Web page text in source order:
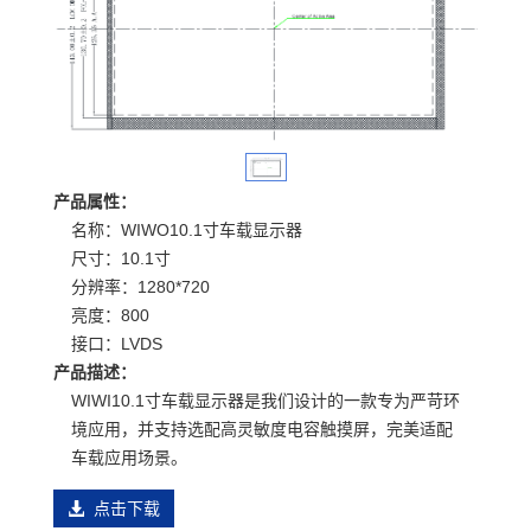
产品属性：
名称：WIWO10.1寸车载显示器
尺寸：10.1寸
分辨率：1280*720
亮度：800
接口：LVDS
产品描述：
WIWI10.1寸车载显示器是我们设计的一款专为严苛环
境应用，并支持选配高灵敏度电容触摸屏，完美适配
车载应用场景。
点击下载